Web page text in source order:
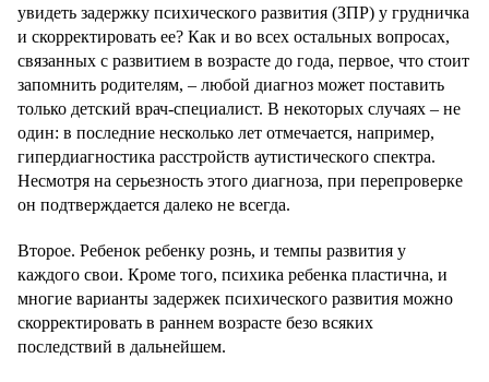
увидеть задержку психического развития (ЗПР) у грудничка
и скорректировать ее? Как и во всех остальных вопросах,
связанных с развитием в возрасте до года, первое, что стоит
запомнить родителям, – любой диагноз может поставить
только детский врач-специалист. В некоторых случаях – не
один: в последние несколько лет отмечается, например,
гипердиагностика расстройств аутистического спектра.
Несмотря на серьезность этого диагноза, при перепроверке
он подтверждается далеко не всегда.
Второе. Ребенок ребенку рознь, и темпы развития у
каждого свои. Кроме того, психика ребенка пластична, и
многие варианты задержек психического развития можно
скорректировать в раннем возрасте безо всяких
последствий в дальнейшем.